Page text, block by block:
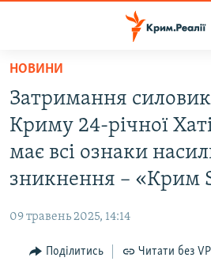
Перейти
основного
матеріалу
Перейти
до
основної
Перейти
пошуку
ВОДА.КРИМ
ВІДЕО ТА ФОТО
ПОГЛЯД
ІНТЕРВ'Ю
НОВИНИ
Затримання
Криму 24-річної
має всі ознаки
зникнення – «Крим
09 травень 2025, 14:14
Поділитись Читати без